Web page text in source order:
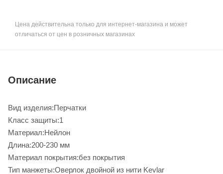
Цена действительна только для интернет-магазина и может
отличаться от цен в розничных магазинах
Описание
Вид изделия:Перчатки
Класс защиты:1
Материал:Нейлон
Длина:200-230 мм
Материал покрытия:без покрытия
Тип манжеты:Оверлок двойной из нити Kevlar